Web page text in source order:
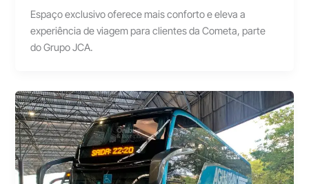
Espaço exclusivo oferece mais conforto e eleva a
experiência de viagem para clientes da Cometa, parte
do Grupo JCA.